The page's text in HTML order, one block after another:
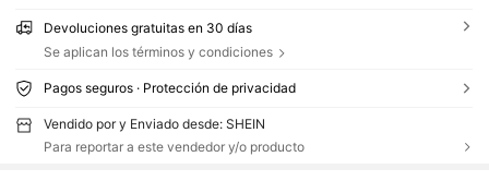
Devoluciones gratuitas en 30 días
Se aplican los términos y condiciones
Pagos seguros · Protección de privacidad
Vendido por y Enviado desde: SHEIN
Para reportar a este vendedor y/o producto